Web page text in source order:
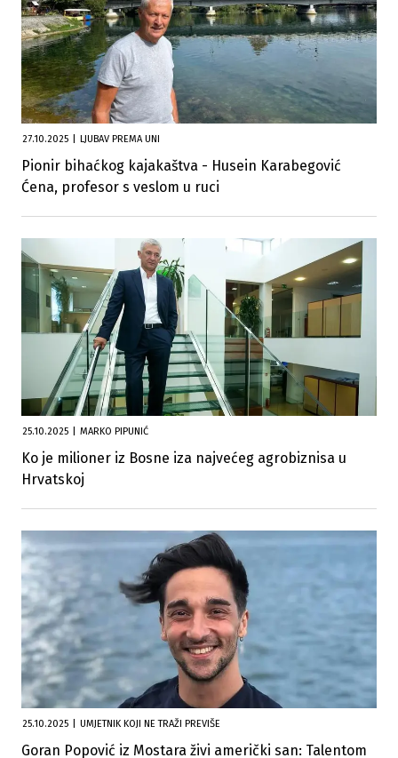
27.10.2025 LJUBAV PREMA UNI
Pionir bihaćkog kajakaštva - Husein Karabegović
Ćena, profesor s veslom u ruci
25.10.2025 MARKO PIPUNIĆ
Ko je milioner iz Bosne iza najvećeg agrobiznisa u
Hrvatskoj
25.10.2025 UMJETNIK KOJI NE TRAŽI PREVIŠE
Goran Popović iz Mostara živi američki san: Talentom